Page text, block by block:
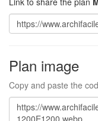
Plan image
Copy and paste the